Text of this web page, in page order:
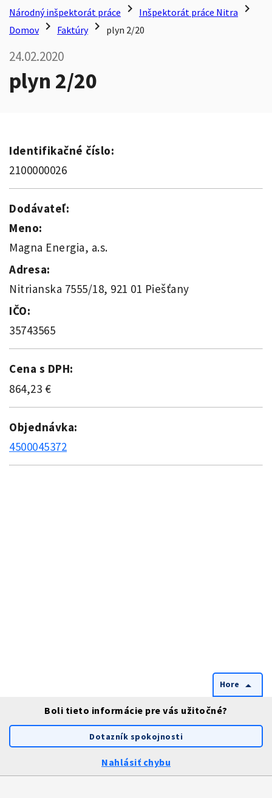
Národný inšpektorát práce chevron_right Inšpektorát práce Nitra chevron_right
Domov chevron_right Faktúry chevron_right plyn 2/20
24.02.2020
plyn 2/20
Identifikačné číslo:
2100000026
Dodávateľ:
Meno:
Magna Energia, a.s.
Adresa:
Nitrianska 7555/18, 921 01 Piešťany
IČO:
35743565
Cena s DPH:
864,23 €
Objednávka:
4500045372
Hore arrow_drop_up
Boli tieto informácie pre vás užitočné?
Dotazník spokojnosti
Nahlásiť chybu